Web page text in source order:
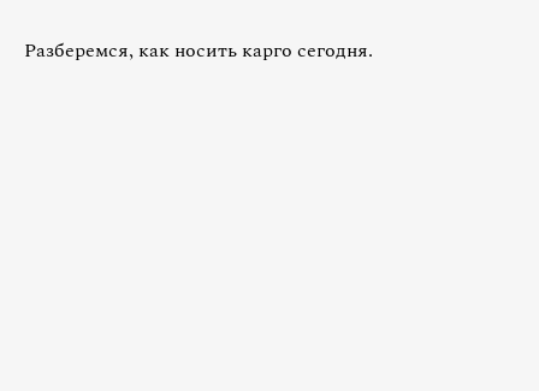
Разберемся, как носить карго сегодня.